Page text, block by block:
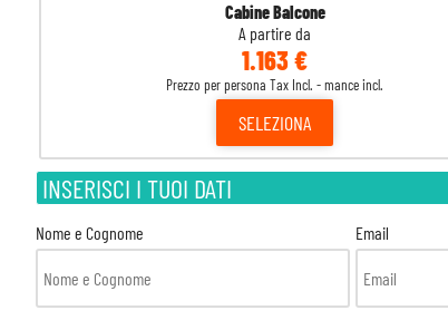
Cabine Balcone
A partire da
1.163 €
Prezzo per persona Tax Incl. - mance incl.
SELEZIONA
INSERISCI I TUOI DATI
Nome e Cognome Email